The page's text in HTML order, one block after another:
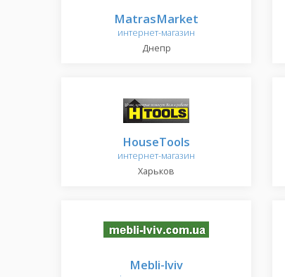
MatrasMarket
интернет-магазин
Днепр
HouseTools
интернет-магазин
Харьков
Mebli-lviv